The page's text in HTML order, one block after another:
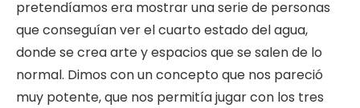
pretendíamos era mostrar una serie de personas
que conseguían ver el cuarto estado del agua,
donde se crea arte y espacios que se salen de lo
normal. Dimos con un concepto que nos pareció
muy potente, que nos permitía jugar con los tres